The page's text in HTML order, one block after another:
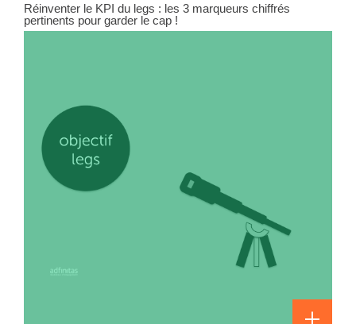
Réinventer le KPI du legs : les 3 marqueurs chiffrés
pertinents pour garder le cap !